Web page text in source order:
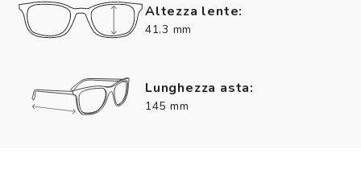
Altezza lente:
41.3 mm
Lunghezza asta:
145 mm